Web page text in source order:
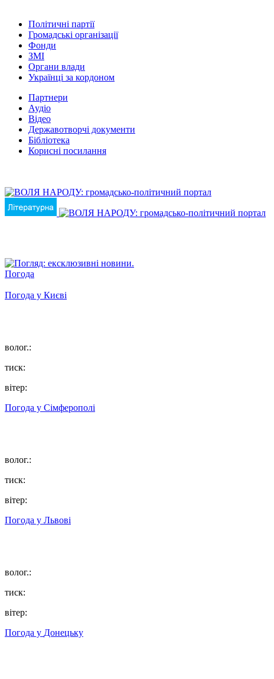
Політичні партії
Громадські організації
Фонди
ЗМІ
Органи влади
Українці за кордоном
Партнери
Аудіо
Відео
Державотворчі документи
Бібліотека
Корисні посилання
Погода
Погода у Києві
волог.:
тиск:
вітер:
Погода у Сімферополі
волог.:
тиск:
вітер:
Погода у Львові
волог.:
тиск:
вітер:
Погода у Донецьку